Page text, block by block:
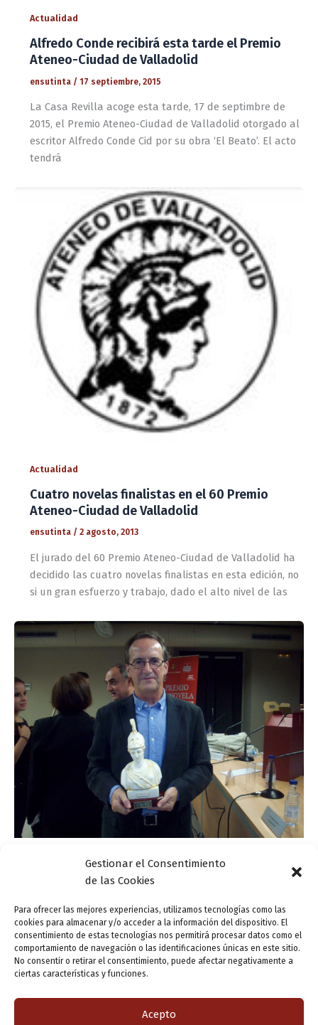
Gestionar el Consentimiento
de las Cookies
Para ofrecer las mejores experiencias, utilizamos tecnologías como las
cookies para almacenar y/o acceder a la información del dispositivo. El
consentimiento de estas tecnologías nos permitirá procesar datos como el
comportamiento de navegación o las identificaciones únicas en este sitio.
No consentir o retirar el consentimiento, puede afectar negativamente a
ciertas características y funciones.
Acepto
Actualidad
Alfredo Conde recibirá esta tarde el Premio
Ateneo-Ciudad de Valladolid
ensutinta / 17 septiembre, 2015
La Casa Revilla acoge esta tarde, 17 de septimbre de
2015, el Premio Ateneo-Ciudad de Valladolid otorgado al
escritor Alfredo Conde Cid por su obra ‘El Beato’. El acto
tendrá
Actualidad
Cuatro novelas finalistas en el 60 Premio
Ateneo-Ciudad de Valladolid
ensutinta / 2 agosto, 2013
El jurado del 60 Premio Ateneo-Ciudad de Valladolid ha
decidido las cuatro novelas finalistas en esta edición, no
si un gran esfuerzo y trabajo, dado el alto nivel de las
Ganador del 59 Premio “Ateneo-Ciudad de
Valladolid
ensutinta/28 septiembre, 2012
Por fin le hemos puesto cara al ganador del 59 Premio
“Ateneo-Ciudad de Valladolid”. Alfonso Domingo Álvaro
su galardón y ser agasajado